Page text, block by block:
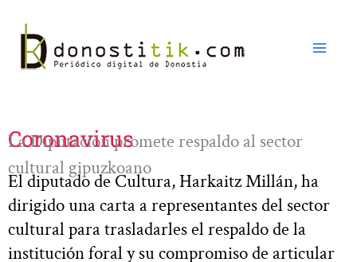
contenido
Coronavirus
La Diputación promete respaldo al sector
cultural gipuzkoano
El diputado de Cultura, Harkaitz Millán, ha
dirigido una carta a representantes del sector
cultural para trasladarles el respaldo de la
institución foral y su compromiso de articular